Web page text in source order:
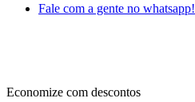
Fale com a gente no whatsapp!
Economize com descontos